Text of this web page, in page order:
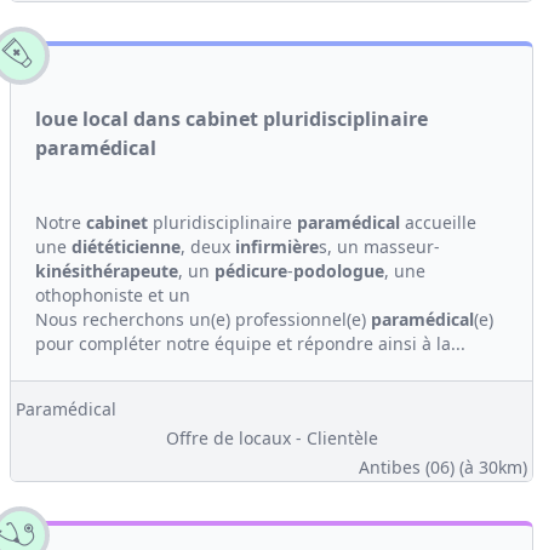
loue local dans cabinet pluridisciplinaire
paramédical
Notre cabinet pluridisciplinaire paramédical accueille
une diététicienne, deux infirmières, un masseur-
kinésithérapeute, un pédicure-podologue, une
othophoniste et un
Nous recherchons un(e) professionnel(e) paramédical(e)
pour compléter notre équipe et répondre ainsi à la...
Paramédical
Offre de locaux - Clientèle
Antibes (06) (à 30km)